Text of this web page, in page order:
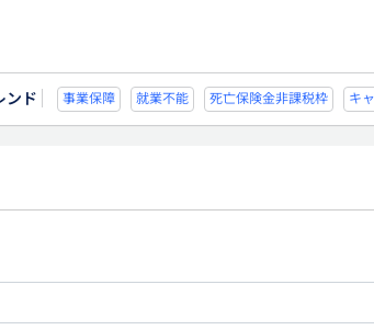
ンド
能 死亡保険金非課税枠 キャッシュフロー 宗教法人